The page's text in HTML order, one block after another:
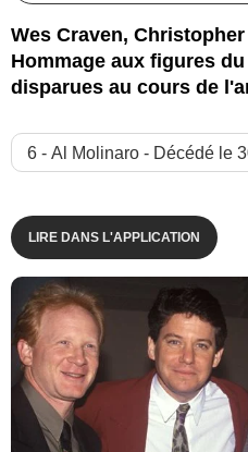
Wes Craven,
Hommage aux figures
disparues au cours de
LIRE DANS L'APPLICATION